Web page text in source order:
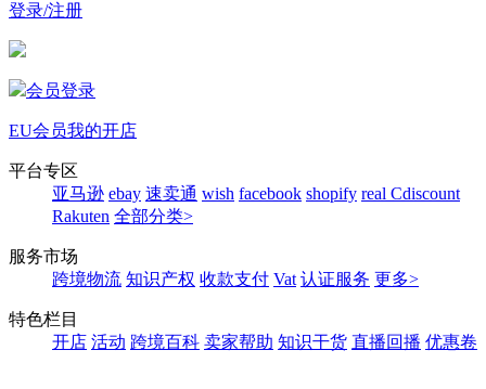
登录/注册
会员登录
EU会员我的开店
平台专区
亚马逊 ebay 速卖通 wish facebook shopify real Cdiscount
Rakuten 全部分类>
服务市场
跨境物流 知识产权 收款支付 Vat 认证服务 更多>
特色栏目
开店 活动 跨境百科 卖家帮助 知识干货 直播回播 优惠卷